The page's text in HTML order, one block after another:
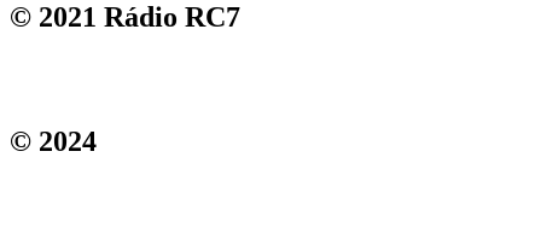
© 2021 Rádio RC7​
© 2024